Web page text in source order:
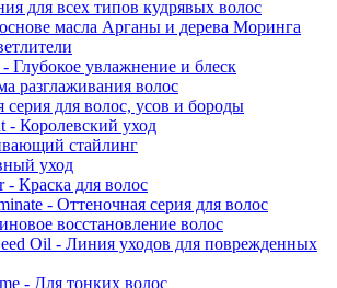
для всех типов кудрявых волос
масла Арганы и дерева Моринга
Глубокое увлажнение и блеск
разглаживания волос
для волос, усов и бороды
- Королевский уход
стайлинг
уход
Краска для волос
- Оттеночная серия для волос
восстановление волос
Oil - Линия уходов для поврежденных
- Для тонких волос